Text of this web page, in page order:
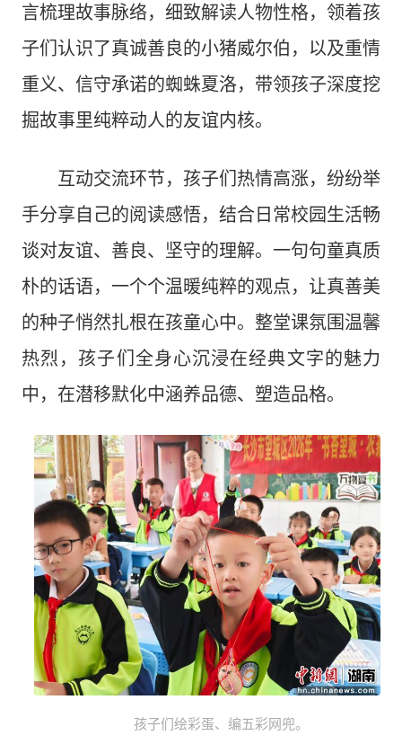
言梳理故事脉络，细致解读人物性格，领着孩
子们认识了真诚善良的小猪威尔伯，以及重情
重义、信守承诺的蜘蛛夏洛，带领孩子深度挖
掘故事里纯粹动人的友谊内核。
互动交流环节，孩子们热情高涨，纷纷举
手分享自己的阅读感悟，结合日常校园生活畅
谈对友谊、善良、坚守的理解。一句句童真质
朴的话语，一个个温暖纯粹的观点，让真善美
的种子悄然扎根在孩童心中。整堂课氛围温馨
热烈，孩子们全身心沉浸在经典文字的魅力
中，在潜移默化中涵养品德、塑造品格。
孩子们绘彩蛋、编五彩网兜。